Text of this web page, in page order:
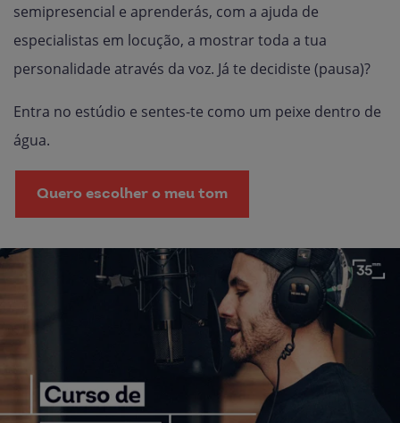
semipresencial e aprenderás, com a ajuda de
especialistas em locução, a mostrar toda a tua
personalidade através da voz. Já te decidiste (pausa)?
Entra no estúdio e sentes-te como um peixe dentro de
água.
Quero escolher o meu tom